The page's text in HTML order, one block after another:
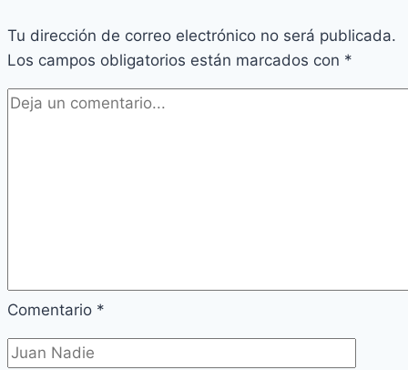
Tu dirección de correo electrónico no será publicada.
Los campos obligatorios están marcados con *
Comentario *